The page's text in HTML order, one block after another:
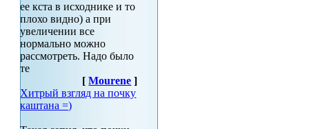
ее кста в исходнике и то
плохо видно) а при
увеличении все
нормально можно
рассмотреть. Надо было
те
[Mourene ]
Хитрый взгляд на почку
каштана =)